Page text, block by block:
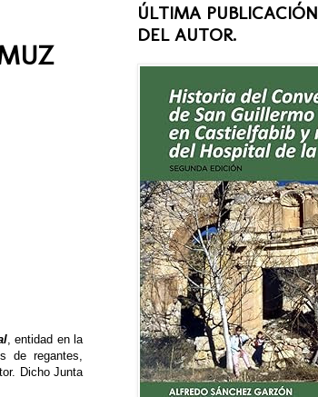
, entidad en la
de regantes,
Dicho Junta
ÚLTIMA PUBLICACIÓN
DEL AUTOR.